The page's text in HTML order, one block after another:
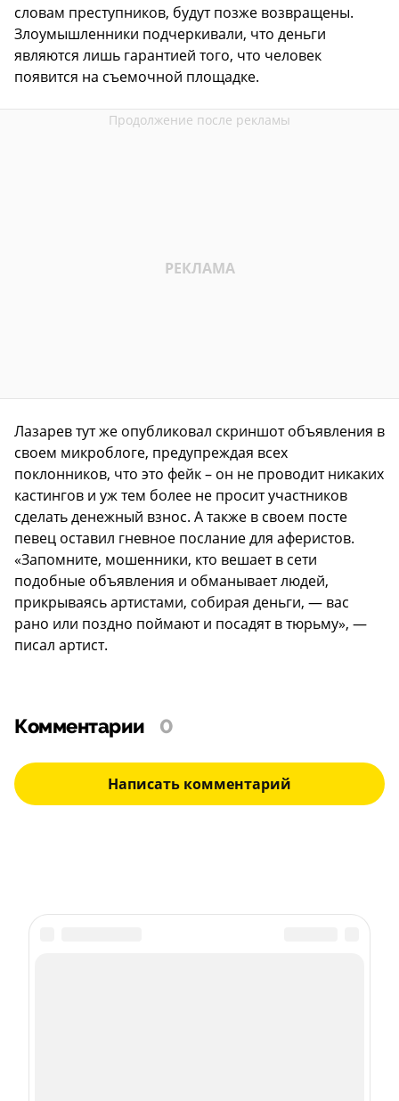
словам преступников, будут позже возвращены.
Злоумышленники подчеркивали, что деньги
являются лишь гарантией того, что человек
появится на съемочной площадке.
Лазарев тут же опубликовал скриншот объявления в
своем микроблоге, предупреждая всех
поклонников, что это фейк – он не проводит никаких
кастингов и уж тем более не просит участников
сделать денежный взнос. А также в своем посте
певец оставил гневное послание для аферистов.
«Запомните, мошенники, кто вешает в сети
подобные объявления и обманывает людей,
прикрываясь артистами, собирая деньги, — вас
рано или поздно поймают и посадят в тюрьму», —
писал артист.
Комментарии 0
Написать комментарий